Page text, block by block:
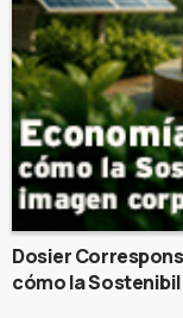
Dosier
cómo la